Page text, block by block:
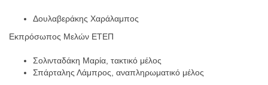
Δουλαβεράκης Χαράλαμπος
Εκπρόσωπος Μελών ΕΤΕΠ
Σολινταδάκη Μαρία, τακτικό μέλος
Σπάρταλης Λάμπρος, αναπληρωματικό μέλος